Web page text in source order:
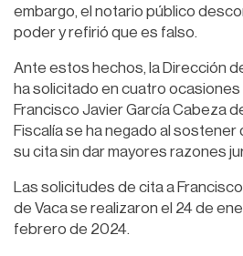
embargo, el notario público
poder y refirió que es falso.
Ante estos hechos, la Dirección
ha solicitado en cuatro
Francisco Javier García Cabeza
Fiscalía se ha negado al
su cita sin dar mayores razones
Las solicitudes de cita a
de Vaca se realizaron el 24 de
febrero de 2024.